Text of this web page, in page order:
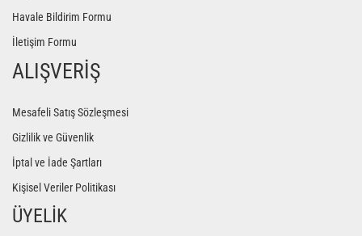
Havale Bildirim Formu
İletişim Formu
ALIŞVERİŞ
Mesafeli Satış Sözleşmesi
Gizlilik ve Güvenlik
İptal ve İade Şartları
Kişisel Veriler Politikası
ÜYELİK